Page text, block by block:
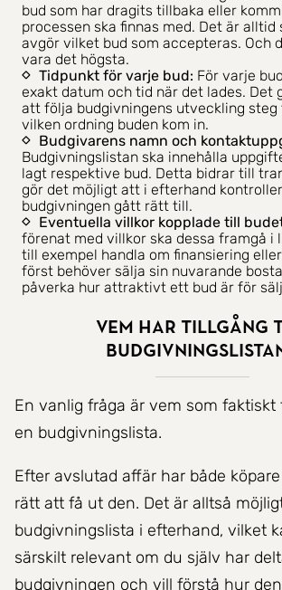
bud som har dragits tillbaka eller
processen ska finnas med. Det är alltid
avgör vilket bud som accepteras. Och
vara det högsta.
Tidpunkt för varje bud: För varje
exakt datum och tid när det lades. Det
att följa budgivningens utveckling steg
vilken ordning buden kom in.
Budgivarens namn och
Budgivningslistan ska innehålla
lagt respektive bud. Detta bidrar till
gör det möjligt att i efterhand
budgivningen gått rätt till.
Eventuella villkor kopplade till
förenat med villkor ska dessa framgå i
till exempel handla om finansiering
först behöver sälja sin nuvarande
påverka hur attraktivt ett bud är för
Vem har
En vanlig fråga är vem som faktiskt
en budgivningslista.
Efter avslutad affär har både
rätt att få ut den. Det är alltså
budgivningslista i efterhand, vilket
särskilt relevant om du själv har
budgivningen och vill förstå hur